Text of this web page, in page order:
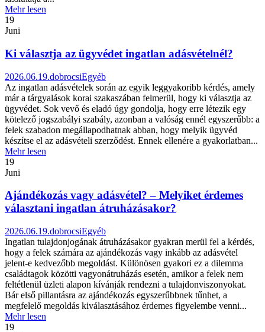
Mehr lesen
19
Juni
Ki választja az ügyvédet ingatlan adásvételnél?
2026.06.19.dobrocsiEgyéb
Az ingatlan adásvételek során az egyik leggyakoribb kérdés, amely
már a tárgyalások korai szakaszában felmerül, hogy ki választja az
ügyvédet. Sok vevő és eladó úgy gondolja, hogy erre létezik egy
kötelező jogszabályi szabály, azonban a valóság ennél egyszerűbb: a
felek szabadon megállapodhatnak abban, hogy melyik ügyvéd
készítse el az adásvételi szerződést. Ennek ellenére a gyakorlatban...
Mehr lesen
19
Juni
Ajándékozás vagy adásvétel? – Melyiket érdemes
választani ingatlan átruházásakor?
2026.06.19.dobrocsiEgyéb
Ingatlan tulajdonjogának átruházásakor gyakran merül fel a kérdés,
hogy a felek számára az ajándékozás vagy inkább az adásvétel
jelent-e kedvezőbb megoldást. Különösen gyakori ez a dilemma
családtagok közötti vagyonátruházás esetén, amikor a felek nem
feltétlenül üzleti alapon kívánják rendezni a tulajdonviszonyokat.
Bár első pillantásra az ajándékozás egyszerűbbnek tűnhet, a
megfelelő megoldás kiválasztásához érdemes figyelembe venni...
Mehr lesen
19